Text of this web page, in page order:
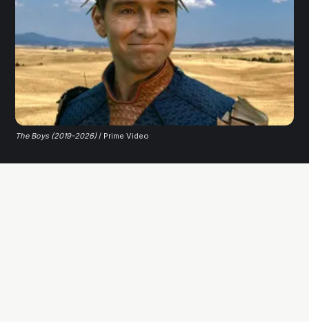
The Boys (2019-2026) / Prime Video